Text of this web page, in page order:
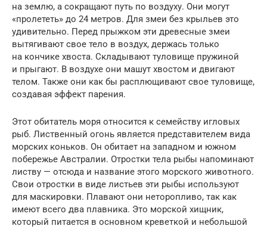
на землю, а сокращают путь по воздуху. Они могут
«пролететь» до 24 метров. Для змеи без крыльев это
удивительно. Перед прыжком эти древесные змеи
вытягивают свое тело в воздух, держась только
на кончике хвоста. Складывают туловище пружиной
и прыгают. В воздухе они машут хвостом и двигают
телом. Также они как бы расплющивают свое туловище,
создавая эффект парения.
Этот обитатель моря относится к семейству игловых
рыб. Лиственный огонь является представителем вида
морских коньков. Он обитает на западном и южном
побережье Австралии. Отростки тела рыбы напоминают
листву — отсюда и название этого морского животного.
Свои отростки в виде листьев эти рыбы используют
для маскировки. Плавают они неторопливо, так как
имеют всего два плавника. Это морской хищник,
который питается в основном креветкой и небольшой